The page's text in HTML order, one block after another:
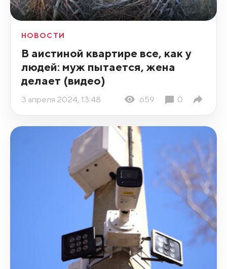
НОВОСТИ
В аистиной квартире все, как у
людей: муж пытается, жена
делает (видео)
3 апреля 2024, 13:48 659 0